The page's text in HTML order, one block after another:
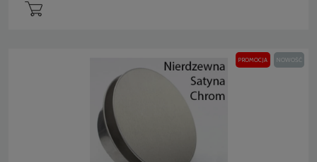
PROMOCJA NOWOŚĆ